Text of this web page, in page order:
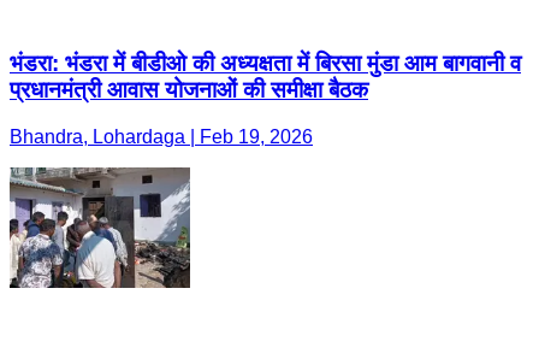
भंडरा: भंडरा में बीडीओ की अध्यक्षता में बिरसा मुंडा आम बागवानी व
प्रधानमंत्री आवास योजनाओं की समीक्षा बैठक
Bhandra, Lohardaga | Feb 19, 2026